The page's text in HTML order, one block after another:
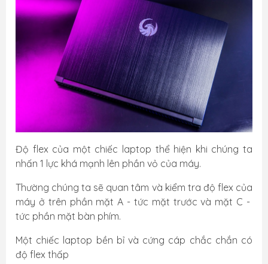
Độ flex của một chiếc laptop thể hiện khi chúng ta
nhấn 1 lực khá mạnh lên phần vỏ của máy.
Thường chúng ta sẽ quan tâm và kiểm tra độ flex của
máy ở trên phần mặt A - tức mặt trước và mặt C -
tức phần mặt bàn phím.
Một chiếc laptop bền bỉ và cứng cáp chắc chắn có
độ flex thấp